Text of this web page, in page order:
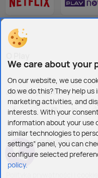
Jesteśmy też tu:
Copyright © 2026 Play -
We care about your
On our website, we use
do we do this? They help
marketing activities, and
interests. With your
information about your use
similar technologies to
settings” panel, you can
configure selected
policy.